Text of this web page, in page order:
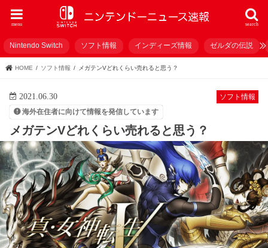
search
menu
Nintendo Switch ソフト情報 インディーズ情報 ゼルダの伝説
HOME ソフト情報 メガテンVどれくらい売れると思う？
ソフト情報
2021.06.30
海外在住者に向けて情報を発信しています
メガテンVどれくらい売れると思う？